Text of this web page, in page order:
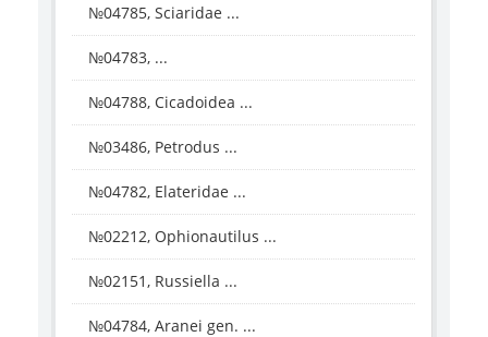
№04785, Sciaridae ...
№04783, ...
№04788, Cicadoidea ...
№03486, Petrodus ...
№04782, Elateridae ...
№02212, Ophionautilus ...
№02151, Russiella ...
№04784, Aranei gen. ...